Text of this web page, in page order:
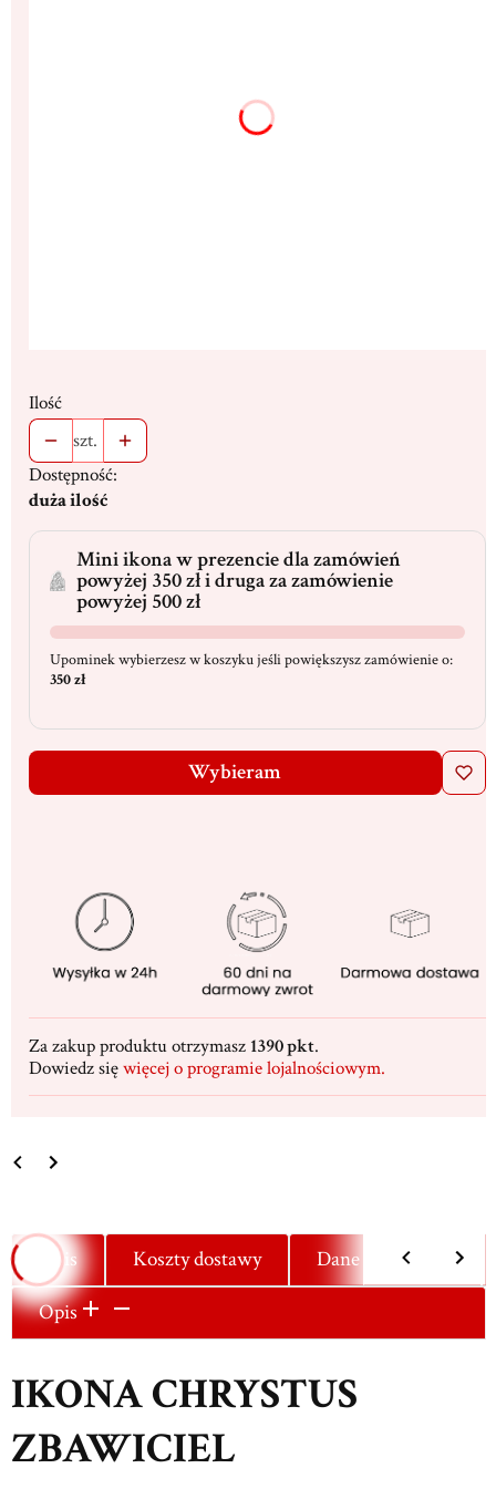
Ilość
szt.
Dostępność:
duża ilość
Mini ikona w prezencie dla zamówień
powyżej 350 zł i druga za zamówienie
powyżej 500 zł
Upominek wybierzesz w koszyku jeśli powiększysz zamówienie o:
350 zł
Wybieram
Za zakup produktu otrzymasz 1390 pkt.
Dowiedz sięwięcej o programie lojalnościowym.
Opis Koszty dostawy
Dane techniczne
Opis
IKONA CHRYSTUS
ZBAWICIEL